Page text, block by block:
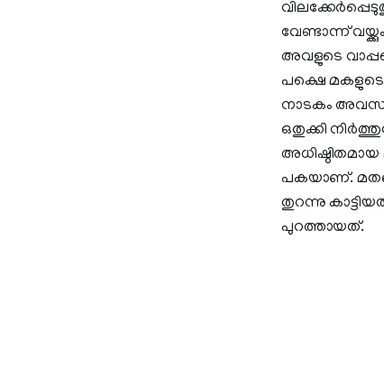
വേണ്ടാന്ന്
അവളുടെ
പക്ഷെ മകളുടെ
നാടകം
ഒതുക്കി
പകയാണ്.
തുറന്നു
പുറത്തായത്.